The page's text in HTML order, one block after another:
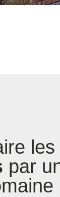
les
par